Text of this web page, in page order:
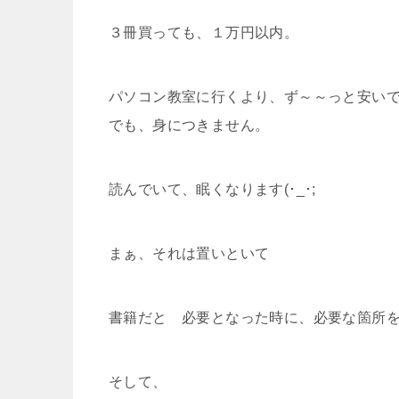
３冊買っても、１万円以内。
パソコン教室に行くより、ず～～っと安いで
でも、身につきません。
読んでいて、眠くなります(･_･;
まぁ、それは置いといて
書籍だと 必要となった時に、必要な箇所を
そして、